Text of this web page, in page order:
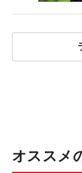
オススメ